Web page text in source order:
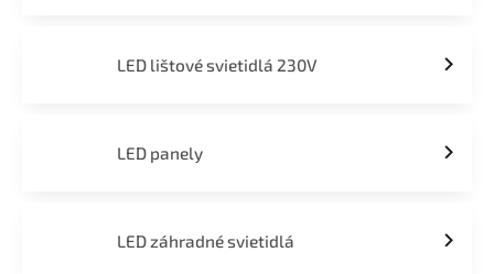
LED lištové svietidlá 230V
LED panely
LED záhradné svietidlá